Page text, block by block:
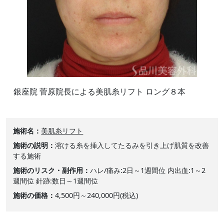
銀座院 菅原院長による美肌糸リフト ロング８本
施術名
美肌糸リフト
施術の説明
溶ける糸を挿入してたるみを引き上げ肌質を改善
する施術
施術のリスク・副作用
ハレ/痛み:2日～1週間位 内出血:1～2
週間位 針跡:数日～1週間位
施術の価格
4,500円～240,000円(税込)